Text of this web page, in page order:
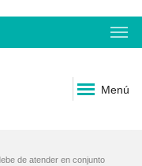
Menú
de atender en conjunto